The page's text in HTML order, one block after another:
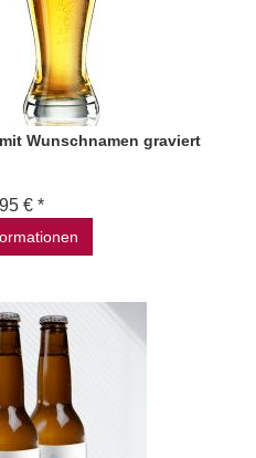
Wunschnamen graviert
€ *